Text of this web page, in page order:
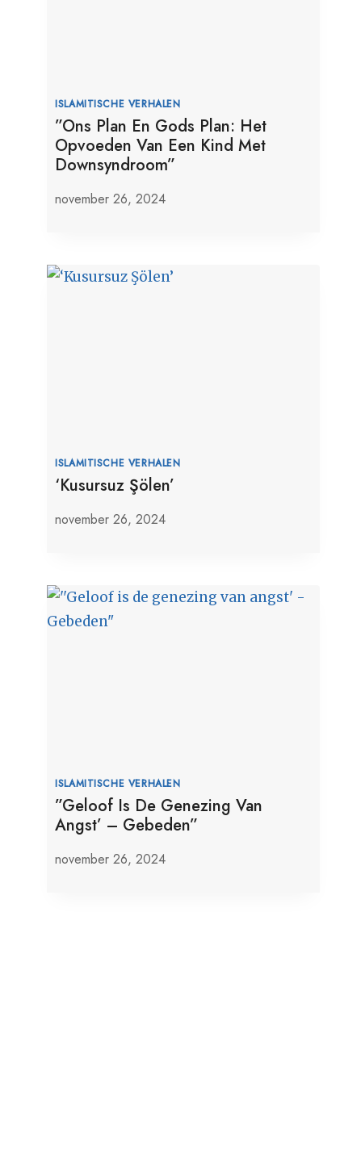
ISLAMITISCHE VERHALEN
”Ons Plan En Gods Plan: Het
Opvoeden Van Een Kind Met
Downsyndroom”
november 26, 2024
ISLAMITISCHE VERHALEN
‘Kusursuz Şölen’
november 26, 2024
ISLAMITISCHE VERHALEN
”Geloof Is De Genezing Van
Angst’ – Gebeden”
november 26, 2024